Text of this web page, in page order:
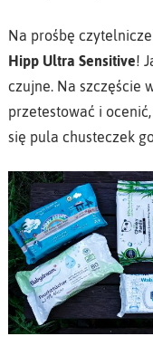
Na prośbę
Hipp Ultra Sensitive!
czujne. Na szczęście
przetestować i
się pula chusteczek